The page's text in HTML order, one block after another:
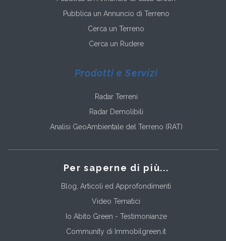
Pubblica un Annuncio di Terreno
Cerca un Terreno
Cerca un Rudere
Prodotti e Servizi
Radar Terreni
Radar Demolibili
Analisi GeoAmbientale del Terreno (RAT)
Per saperne di più...
Blog, Articoli ed Approfondimenti
Video Tematici
Io Abito Green - Testimonianze
Community di Immobilgreen.it